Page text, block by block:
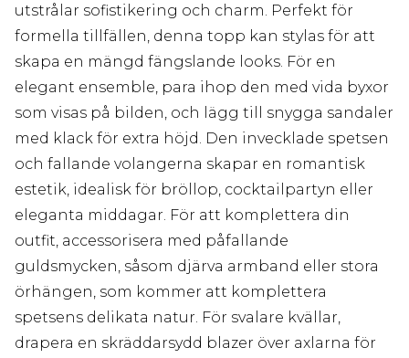
utstrålar sofistikering och charm. Perfekt för
formella tillfällen, denna topp kan stylas för att
skapa en mängd fängslande looks. För en
elegant ensemble, para ihop den med vida byxor
som visas på bilden, och lägg till snygga sandaler
med klack för extra höjd. Den invecklade spetsen
och fallande volangerna skapar en romantisk
estetik, idealisk för bröllop, cocktailpartyn eller
eleganta middagar. För att komplettera din
outfit, accessorisera med påfallande
guldsmycken, såsom djärva armband eller stora
örhängen, som kommer att komplettera
spetsens delikata natur. För svalare kvällar,
drapera en skräddarsydd blazer över axlarna för